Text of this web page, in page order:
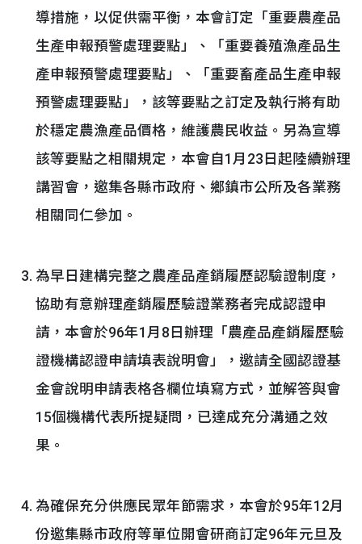
導措施，以促供需平衡，本會訂定「重要農產品
生產申報預警處理要點」、「重要養殖漁產品生
產申報預警處理要點」、「重要畜產品生產申報
預警處理要點」，該等要點之訂定及執行將有助
於穩定農漁產品價格，維護農民收益。另為宣導
該等要點之相關規定，本會自1月23日起陸續辦理
講習會，邀集各縣市政府、鄉鎮市公所及各業務
相關同仁參加。
為早日建構完整之農產品產銷履歷認驗證制度，
協助有意辦理產銷履歷驗證業務者完成認證申
請，本會於96年1月8日辦理「農產品產銷履歷驗
證機構認證申請填表說明會」，邀請全國認證基
金會說明申請表格各欄位填寫方式，並解答與會
15個機構代表所提疑問，已達成充分溝通之效
果。
為確保充分供應民眾年節需求，本會於95年12月
份邀集縣市政府等單位開會研商訂定96年元旦及